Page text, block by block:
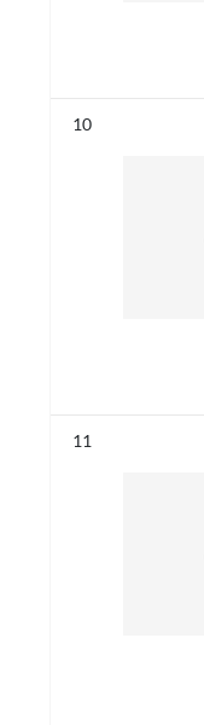
10
11